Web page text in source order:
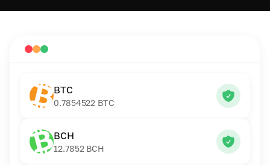
BTC
0.7854522 BTC
BCH
12.7852 BCH